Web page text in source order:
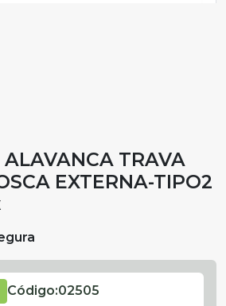
TRAVA
EXTERNA-TIPO2
Código:02505